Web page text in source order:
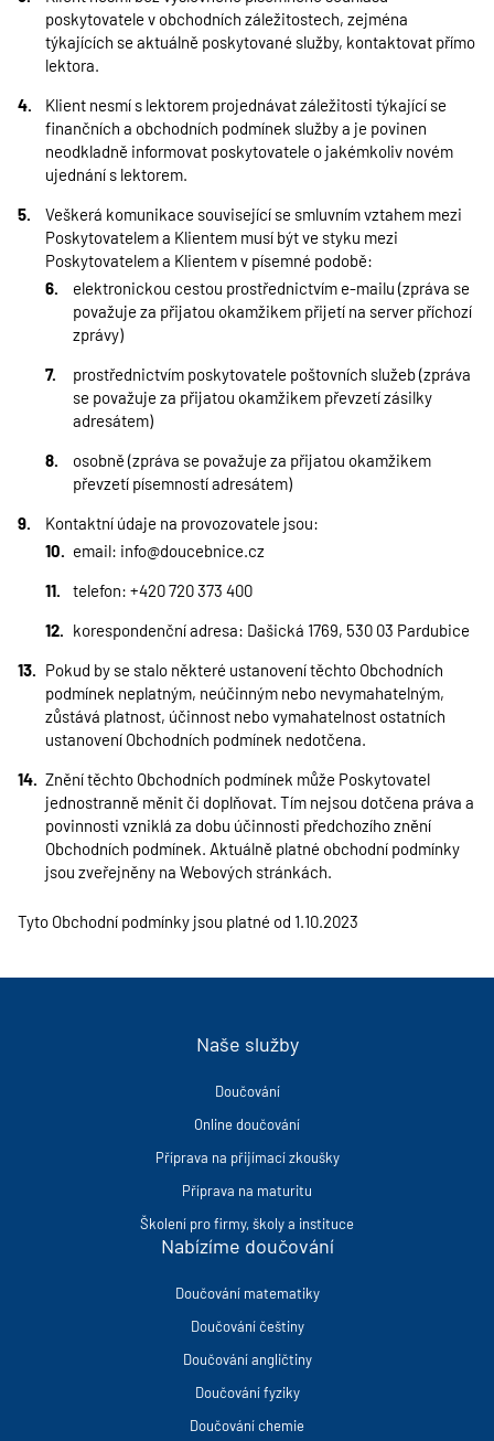
poskytovatele v obchodních záležitostech, zejména
týkajících se aktuálně poskytované služby, kontaktovat přímo
lektora.
Klient nesmí s lektorem projednávat záležitosti týkající se
finančních a obchodních podmínek služby a je povinen
neodkladně informovat poskytovatele o jakémkoliv novém
ujednání s lektorem.
Veškerá komunikace související se smluvním vztahem mezi
Poskytovatelem a Klientem musí být ve styku mezi
Poskytovatelem a Klientem v písemné podobě:
elektronickou cestou prostřednictvím e-mailu (zpráva se
považuje za přijatou okamžikem přijetí na server příchozí
zprávy)
prostřednictvím poskytovatele poštovních služeb (zpráva
se považuje za přijatou okamžikem převzetí zásilky
adresátem)
osobně (zpráva se považuje za přijatou okamžikem
převzetí písemností adresátem)
Kontaktní údaje na provozovatele jsou:
email: info@doucebnice.cz
telefon: +420 720 373 400
korespondenční adresa: Dašická 1769, 530 03 Pardubice
Pokud by se stalo některé ustanovení těchto Obchodních
podmínek neplatným, neúčinným nebo nevymahatelným,
zůstává platnost, účinnost nebo vymahatelnost ostatních
ustanovení Obchodních podmínek nedotčena.
Znění těchto Obchodních podmínek může Poskytovatel
jednostranně měnit či doplňovat. Tím nejsou dotčena práva a
povinnosti vzniklá za dobu účinnosti předchozího znění
Obchodních podmínek. Aktuálně platné obchodní podmínky
jsou zveřejněny na Webových stránkách.
Tyto Obchodní podmínky jsou platné od 1.10.2023
Naše služby
Doučování
Online doučování
Příprava na přijímací zkoušky
Příprava na maturitu
Školení pro firmy, školy a instituce
Nabízíme doučování
Doučování matematiky
Doučování češtiny
Doučování angličtiny
Doučování fyziky
Doučování chemie